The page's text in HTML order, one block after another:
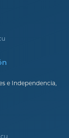
e Independencia,